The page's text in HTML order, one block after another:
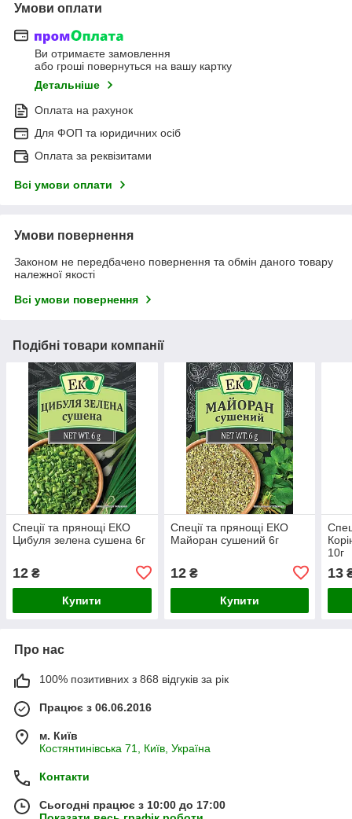
Умови оплати
Ви отримаєте замовлення
або гроші повернуться на вашу картку
Детальніше
Оплата на рахунок
Для ФОП та юридичних осіб
Оплата за реквізитами
Всі умови оплати
Умови повернення
Законом не передбачено повернення та обмін даного товару
належної якості
Всі умови повернення
Подібні товари компанії
Спеції та прянощі ЕКО
Цибуля зелена сушена 6г
12 ₴
Купити
Спеції та прянощі ЕКО
Майоран сушений 6г
12₴
Купити
10г
13
Про нас
100% позитивних з 868 відгуків за рік
Працює з 06.06.2016
м. Київ
Костянтинівська 71, Київ, Україна
Контакти
Сьогодні працює з 10:00 до 17:00